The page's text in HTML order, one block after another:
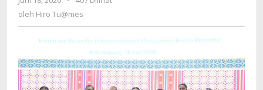
Pratama
Hiro
oleh Hiro Tu@mes